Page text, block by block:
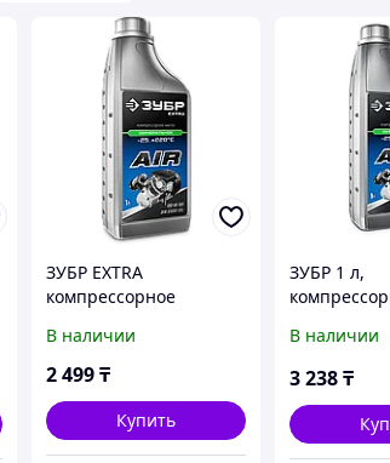
ЗУБР EXTRA
компрессорное
л
В наличии
2 499₸
Купить
ЗУБР 1 л,
EXTRA
В наличии
3 238₸